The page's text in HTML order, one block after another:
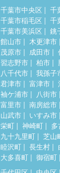
千葉市中央区
千
千葉市稲毛区
千
千葉市美浜区
銚
館山市
木更津市
茂原市
成田市
習志野市
柏市
八千代市
我孫子
君津市
富津市
袖ケ浦市
八街市
富里市
南房総市
山武市
いすみ市
栄町
神崎町
九十九里町
芝山
睦沢町
長生村
大多喜町
御宿町